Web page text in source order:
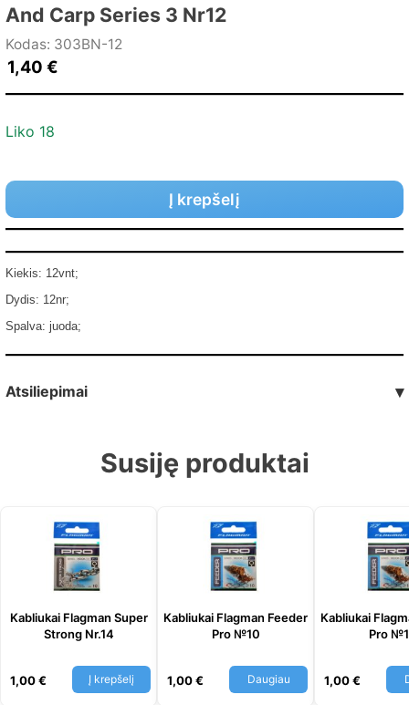
And Carp Series 3 Nr12
Kodas: 303BN-12
1,40 €
Liko 18
Į krepšelį
Kiekis: 12vnt;
Dydis: 12nr;
Spalva: juoda;
Atsiliepimai ▾
Susiję produktai
Kabliukai Flagman Super
Strong Nr.14
1,00€ Į krepšelį
Kabliukai Flagman Feeder
Pro №10
1,00€ Daugiau
Kabliukai
Pro
1,00€